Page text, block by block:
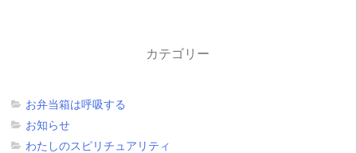
カテゴリー
お弁当箱は呼吸する
お知らせ
わたしのスピリチュアリティ